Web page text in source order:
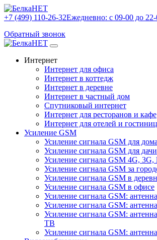
+7 (499) 110-26-32Ежедневно: с 09-00 до
Обратный звонок
Интернет
Интернет для офиса
Интернет в коттедж
Интернет в деревне
Интернет в частный дом
Спутниковый интернет
Интернет для ресторанов и кафе
Интернет для отелей и гостиниц
Усиление GSM
Усиление сигнала GSM для дома
Усиление сигнала GSM для дачи
Усиление сигнала GSM 4G, 3G,
Усиление сигнала GSM за
Усиление сигнала GSM в
Усиление сигнала GSM в офисе
Усиление сигнала GSM:
Усиление сигнала GSM:
Усиление сигнала GSM:
ТВ
Усиление сигнала GSM: